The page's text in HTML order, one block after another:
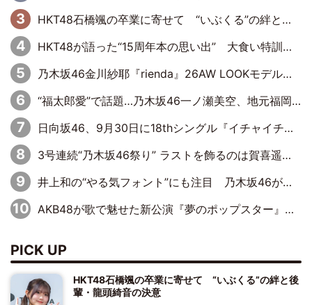
HKT48石橋颯の卒業に寄せて “いぶくる”の絆と後輩・龍頭綺音の決意
HKT48が語った“15周年本の思い出” 大食い特訓・守護霊企画・制服グラビア…盛りだくさんの裏話
乃木坂46金川紗耶『rienda』26AW LOOKモデルに就任
“福太郎愛”で話題…乃木坂46一ノ瀬美空、地元福岡『めんべい25周年トップサポーター』に就任
日向坂46、9月30日に18thシングル『イチャイチャ虫』の発売決定！ フォーメーションは『日向坂で会いましょう』にて発表
3号連続“乃木坂46祭り” ラストを飾るのは賀喜遥香…5年ぶりの登場に「5年分大人になった私を見ていただけたら」
井上和の“やる気フォント”にも注目 乃木坂46が挑んだ書道パフォーマンスの舞台裏
AKB48が歌で魅せた新公演『夢のポップスター』 初日から全身全霊のステージ
PICK UP
HKT48石橋颯の卒業に寄せて “いぶくる”の絆と後
輩・龍頭綺音の決意